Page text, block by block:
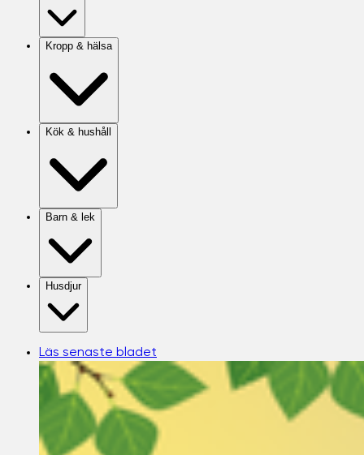
Kropp & hälsa
Kök & hushåll
Barn & lek
Husdjur
Läs senaste bladet